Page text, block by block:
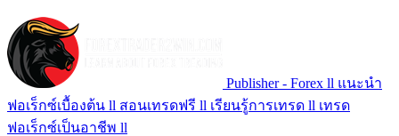
Publisher - Forex ll แนะนำ
ฟอเร็กซ์เบื้องต้น ll สอนเทรดฟรี ll เรียนรู้การเทรด ll เทรด
ฟอเร็กซ์เป็นอาชีพ ll